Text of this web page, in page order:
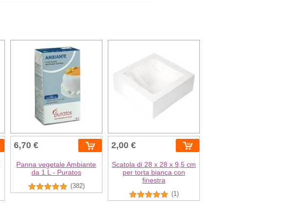
6,70 €
Panna vegetale Ambiante
da 1 L - Puratos
(382)
2,00 €
Scatola di 28 x 28 x 9,5 cm
per torta bianca con
finestra
(1)